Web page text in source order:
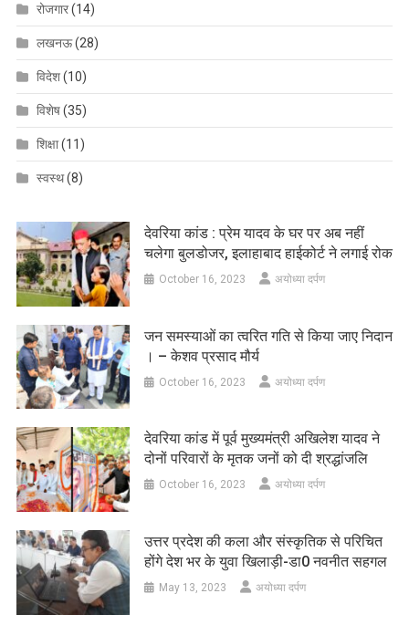
रोजगार(14)
लखनऊ(28)
विदेश(10)
विशेष(35)
शिक्षा(11)
स्वस्थ(8)
देवरिया कांड : प्रेम यादव के घर पर अब नहीं
चलेगा बुलडोजर, इलाहाबाद हाईकोर्ट ने लगाई रोक
October 16, 2023 अयोध्या दर्पण
जन समस्याओं का त्वरित गति से किया जाए निदान
। – केशव प्रसाद मौर्य
October 16, 2023 अयोध्या दर्पण
देवरिया कांड में पूर्व मुख्यमंत्री अखिलेश यादव ने
दोनों परिवारों के मृतक जनों को दी श्रद्धांजलि
October 16, 2023 अयोध्या दर्पण
उत्तर प्रदेश की कला और संस्कृतिक से परिचित
होंगे देश भर के युवा खिलाड़ी-डा0 नवनीत सहगल
May 13, 2023 अयोध्या दर्पण